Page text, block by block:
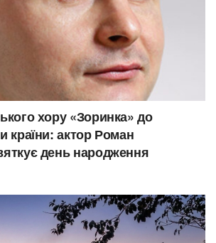
хору «Зоринка» до
країни: актор Роман
день народження